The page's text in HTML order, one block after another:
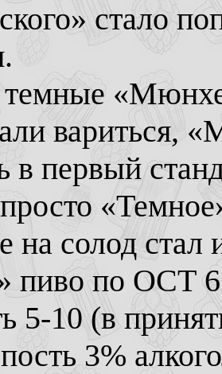
стало
вариться,
в первый
на солод
пиво по ОСТ
5-10 (в
3%